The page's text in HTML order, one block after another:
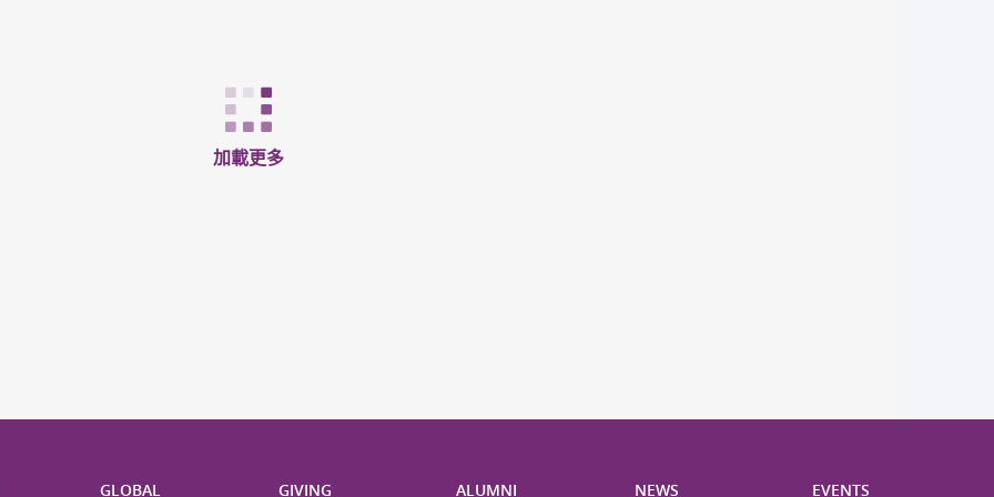
加載更多
GLOBAL GIVING ALUMNI NEWS EVENTS